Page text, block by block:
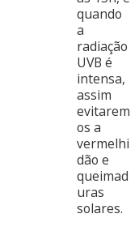
quando
a
radiação
UVB é
intensa,
assim
evitarem
os a
vermelhi
dão e
queimad
uras
solares.